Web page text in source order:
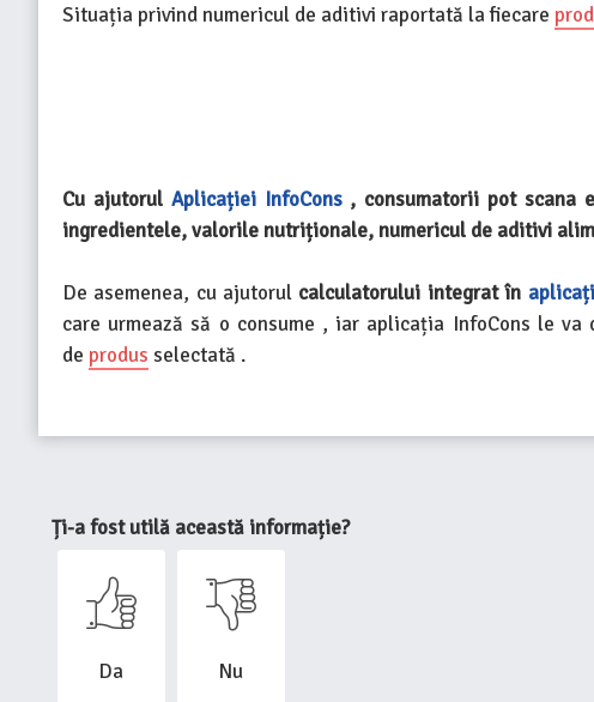
Situația privind numericul de aditivi raportată la fiecare
Cu ajutorul Aplicației InfoCons , consumatorii pot scana
ingredientele, valorile nutriționale, numericul de aditivi
De asemenea, cu ajutorul calculatorului integrat în
care urmează să o consume , iar aplicația InfoCons le
de produs selectată .
Ți-a fost utilă această informație?
Da Nu